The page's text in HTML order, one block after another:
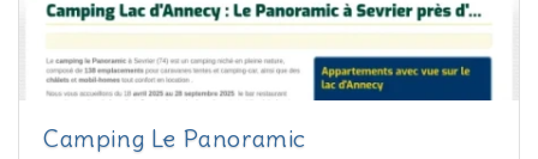
Camping Le Panoramic